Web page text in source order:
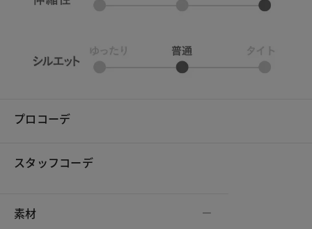
プロコーデ
スタッフコーデ
素材